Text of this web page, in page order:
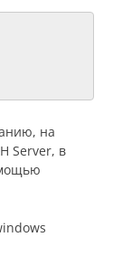
на
Server, в